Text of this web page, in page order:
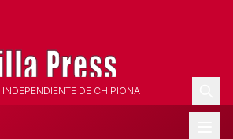
DE CHIPIONA